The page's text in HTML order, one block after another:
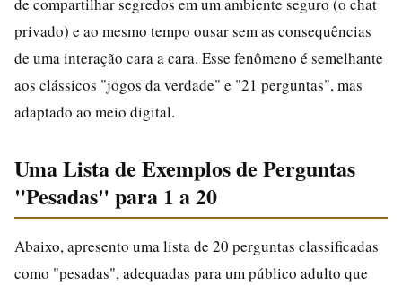
privado) e ao mesmo tempo ousar sem as consequências
de uma interação cara a cara. Esse fenômeno é semelhante
aos clássicos "jogos da verdade" e "21 perguntas", mas
adaptado ao meio digital.
Uma Lista de Exemplos de Perguntas
"Pesadas" para 1 a 20
Abaixo, apresento uma lista de 20 perguntas classificadas
como "pesadas", adequadas para um público adulto que